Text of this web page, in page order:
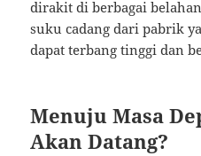
dirakit di berbagai
suku cadang dari pabrik
dapat terbang tinggi dan
Menuju Masa
Akan Datang?